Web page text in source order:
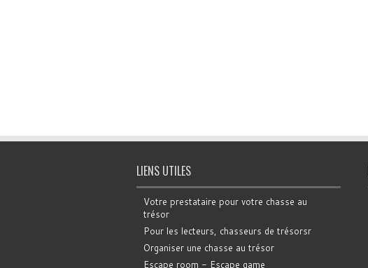
LIENS UTILES
Votre prestataire pour votre chasse au
trésor
Pour les lecteurs, chasseurs de trésorsr
Organiser une chasse au trésor
Escape room - Escape game